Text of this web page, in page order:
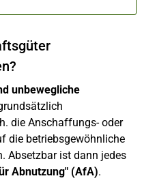
unbewegliche
die Anschaffungs- oder
die betriebsgewöhnliche
Absetzbar ist dann jedes
Abnutzung" (AfA).